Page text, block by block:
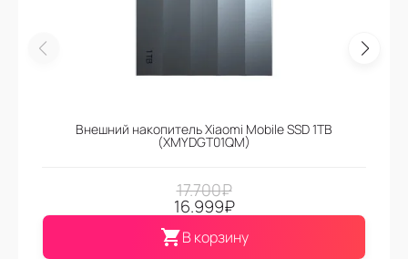
Внешний накопитель Xiaomi Mobile SSD 1TB
(XMYDGT01QM)
17.700₽
16.999₽
В корзину